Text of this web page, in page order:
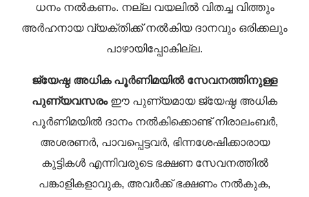
ധനം നൽകണം. നല്ല വയലിൽ വിതച്ച വിത്തും
അർഹനായ വ്യക്തിക്ക് നൽകിയ ദാനവും ഒരിക്കലും
പാഴായിപ്പോകില്ല.
ജ്യേഷ്ഠ അധിക പൂർണിമയിൽ സേവനത്തിനുള്ള
പുണ്യവസരംഈ പുണ്യമായ ജ്യേഷ്ഠ അധിക
പൂർണിമയിൽ ദാനം നൽകിക്കൊണ്ട് നിരാലംബർ,
അശരണർ, പാവപ്പെട്ടവർ, ഭിന്നശേഷിക്കാരായ
കുട്ടികൾ എന്നിവരുടെ ഭക്ഷണ സേവനത്തിൽ
പങ്കാളികളാവുക, അവർക്ക് ഭക്ഷണം നൽകുക,